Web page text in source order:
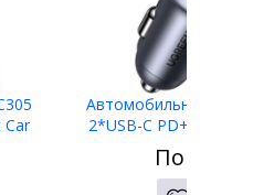
Car
Автомобильное ЗУ
2*USB-C PD+USB-A
Charger,
По